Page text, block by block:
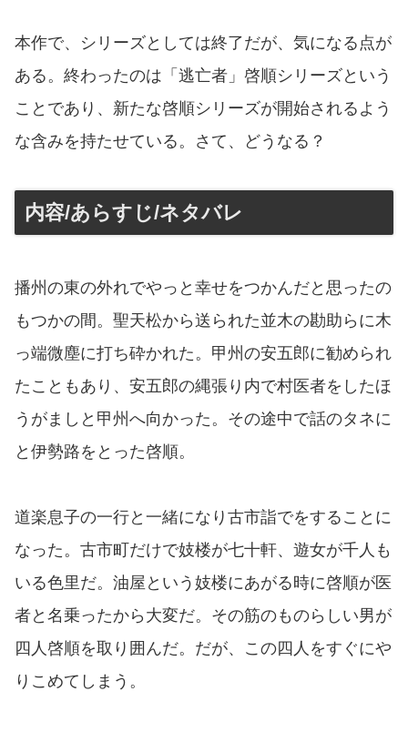
本作で、シリーズとしては終了だが、気になる点が
ある。終わったのは「逃亡者」啓順シリーズという
ことであり、新たな啓順シリーズが開始されるよう
な含みを持たせている。さて、どうなる？
内容/あらすじ/ネタバレ
播州の東の外れでやっと幸せをつかんだと思ったの
もつかの間。聖天松から送られた並木の勘助らに木
っ端微塵に打ち砕かれた。甲州の安五郎に勧められ
たこともあり、安五郎の縄張り内で村医者をしたほ
うがましと甲州へ向かった。その途中で話のタネに
と伊勢路をとった啓順。
道楽息子の一行と一緒になり古市詣でをすることに
なった。古市町だけで妓楼が七十軒、遊女が千人も
いる色里だ。油屋という妓楼にあがる時に啓順が医
者と名乗ったから大変だ。その筋のものらしい男が
四人啓順を取り囲んだ。だが、この四人をすぐにや
りこめてしまう。